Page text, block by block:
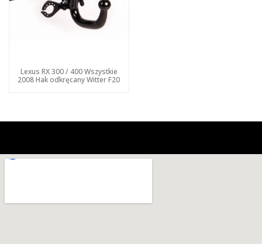
Lexus RX 300 / 400 Wszystkie
2008 Hak odkręcany Witter F20